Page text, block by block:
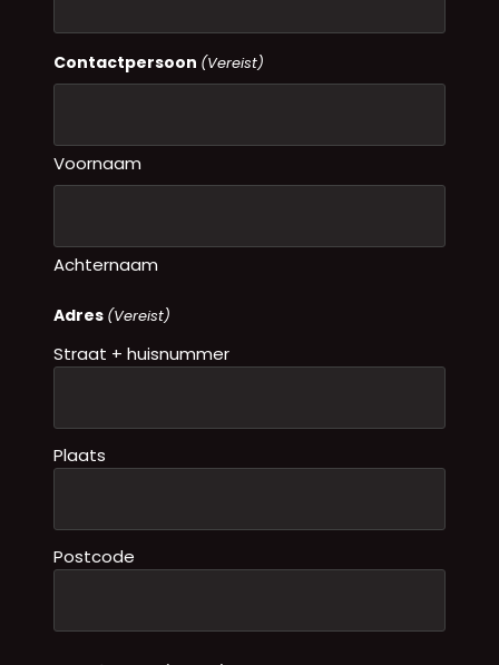
Contactpersoon (Vereist)
Voornaam
Achternaam
Adres (Vereist)
Straat + huisnummer
Plaats
Postcode